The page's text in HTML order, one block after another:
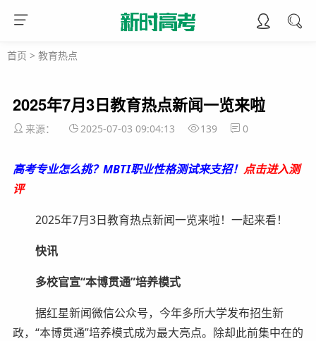
首页 > 教育热点
2025年7月3日教育热点新闻一览来啦
来源： 2025-07-03 09:04:13 139 0
高考专业怎么挑？MBTI职业性格测试来支招！ 点击进入测
评
2025年7月3日教育热点新闻一览来啦！一起来看！
快讯
多校官宣“本博贯通”培养模式
据红星新闻微信公众号，今年多所大学发布招生新
政，“本博贯通”培养模式成为最大亮点。除却此前集中在的